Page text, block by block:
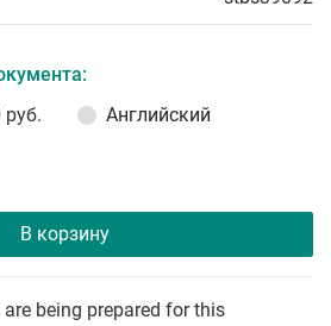
руб. Английский
В корзину
being prepared for this